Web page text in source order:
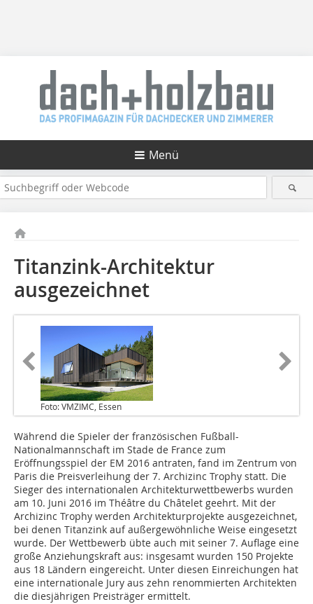
Menü
Titanzink-Architektur
ausgezeichnet
Foto: VMZIMC, Essen
Während die Spieler der französischen Fußball-
Nationalmannschaft im Stade de France zum
Eröffnungsspiel der EM 2016 antraten, fand im Zentrum von
Paris die Preisverleihung der 7. Archizinc ­Trophy statt. Die
Sieger des internationalen Ar­­­chi­­tek­­tur­­wettbewerbs wurden
am 10. Juni 2016 im Théâtre du Châtelet geehrt. Mit der
Archizinc Trophy werden Architekturprojekte ausgezeichnet,
bei denen Titanzink auf außergewöhnliche Weise eingesetzt
wurde. Der Wettbewerb übte auch mit seiner 7. Auflage eine
große Anziehungskraft aus: insgesamt wurden 150 Projekte
aus 18 Ländern eingereicht. Unter diesen Einreichungen hat
eine internationale Jury aus zehn renommierten Architekten
die diesjährigen Preisträger ermittelt.